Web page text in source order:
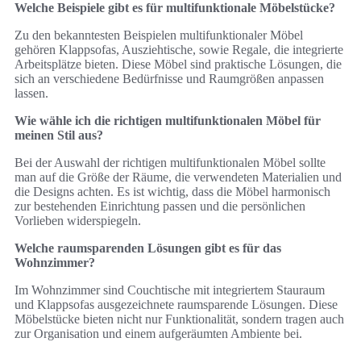
Welche Beispiele gibt es für multifunktionale Möbelstücke?
Zu den bekanntesten Beispielen multifunktionaler Möbel
gehören Klappsofas, Ausziehtische, sowie Regale, die integrierte
Arbeitsplätze bieten. Diese Möbel sind praktische Lösungen, die
sich an verschiedene Bedürfnisse und Raumgrößen anpassen
lassen.
Wie wähle ich die richtigen multifunktionalen Möbel für
meinen Stil aus?
Bei der Auswahl der richtigen multifunktionalen Möbel sollte
man auf die Größe der Räume, die verwendeten Materialien und
die Designs achten. Es ist wichtig, dass die Möbel harmonisch
zur bestehenden Einrichtung passen und die persönlichen
Vorlieben widerspiegeln.
Welche raumsparenden Lösungen gibt es für das
Wohnzimmer?
Im Wohnzimmer sind Couchtische mit integriertem Stauraum
und Klappsofas ausgezeichnete raumsparende Lösungen. Diese
Möbelstücke bieten nicht nur Funktionalität, sondern tragen auch
zur Organisation und einem aufgeräumten Ambiente bei.